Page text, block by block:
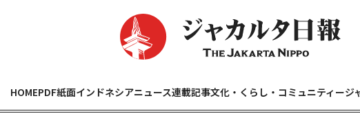
HOMEPDF紙面インドネシアニュース連載記事文化・くらし・コミュニティージ